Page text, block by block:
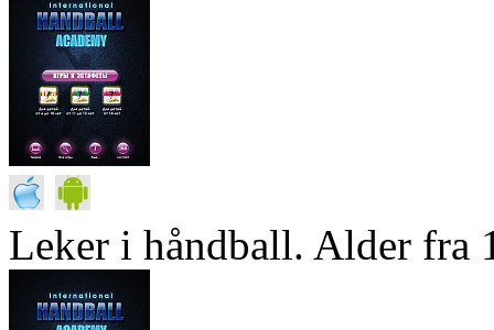
Leker i håndball. Alder fra